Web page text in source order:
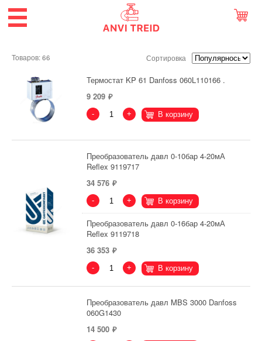
Товаров: 66 Сортировка
Термостат KP 61 Danfoss 060L110166 .
9 209
- + В корзину
Преобразователь давл 0-10бар 4-20мА
Reflex 9119717
34 576
- + В корзину
Преобразователь давл 0-16бар 4-20мА
Reflex 9119718
36 353
- + В корзину
Преобразователь давл MBS 3000 Danfoss
060G1430
14 500